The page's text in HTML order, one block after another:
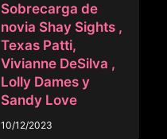
Sobrecarga de
novia Shay Sights ,
Texas Patti,
Vivianne DeSilva ,
Lolly Dames y
Sandy Love
10/12/2023